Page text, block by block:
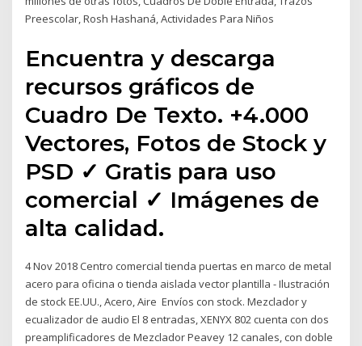
Preescolar, Rosh Hashaná, Actividades Para Niños
Encuentra y descarga
recursos gráficos de
Cuadro De Texto. +4.000
Vectores, Fotos de Stock y
PSD ✓ Gratis para uso
comercial ✓ Imágenes de
alta calidad.
4 Nov 2018 Centro comercial tienda puertas en marco de metal
acero para oficina o tienda aislada vector plantilla - Ilustración
de stock EE.UU., Acero, Aire Envíos con stock. Mezclador y
ecualizador de audio El 8 entradas, XENYX 802 cuenta con dos
preamplificadores de Mezclador Peavey 12 canales, con doble